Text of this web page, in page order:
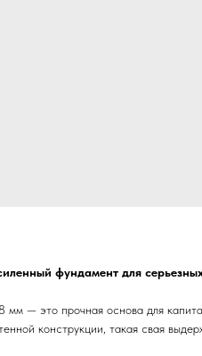
фундамент для
— это прочная основа для
конструкции, такая свая